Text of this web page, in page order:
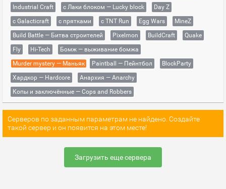
Industrial Craft
с Лаки блоком — Lucky block
Day Z
с Galacticraft
с прятками с TNT Run Egg Wars
MineZ
Build Battle — Битва строителей
Pixelmon BuildCraft
Quake
Fly
Hi-Tech
Бомж — выживание бомжа
Murder mystery — Маньяк
Paintball — Пейнтбол
BlockParty
Хардкор — Hardcore
Анархия — Anarchy
Копы и заключённые — Cops and Robbers
Серверов по заданным параметрам не найдено. Создайте
такой сервер и он появится на этом месте!
Загрузить еще сервера